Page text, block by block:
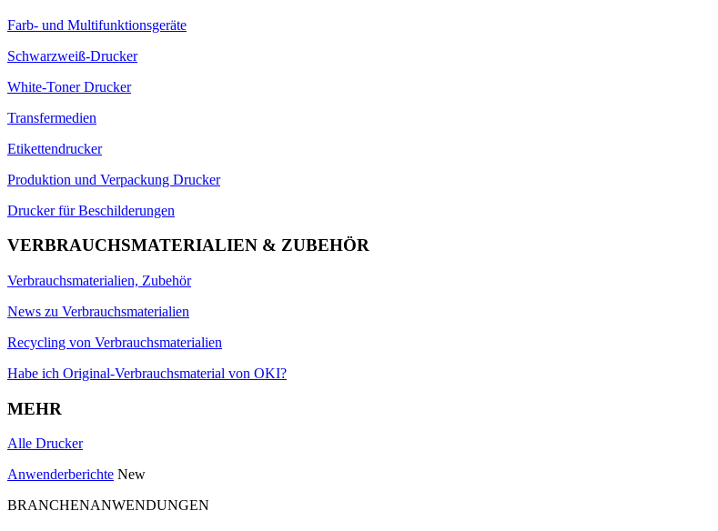
Farb- und Multifunktionsgeräte
Schwarzweiß-Drucker
White-Toner Drucker
Transfermedien
Etikettendrucker
Produktion und Verpackung Drucker
Drucker für Beschilderungen
VERBRAUCHSMATERIALIEN & ZUBEHÖR
Verbrauchsmaterialien, Zubehör
News zu Verbrauchsmaterialien
Recycling von Verbrauchsmaterialien
Habe ich Original-Verbrauchsmaterial von OKI?
MEHR
Alle Drucker
Anwenderberichte New
BRANCHENANWENDUNGEN